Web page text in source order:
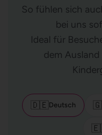
So fühlen sich
bei uns
Ideal für
dem
🇩🇪Deutsch